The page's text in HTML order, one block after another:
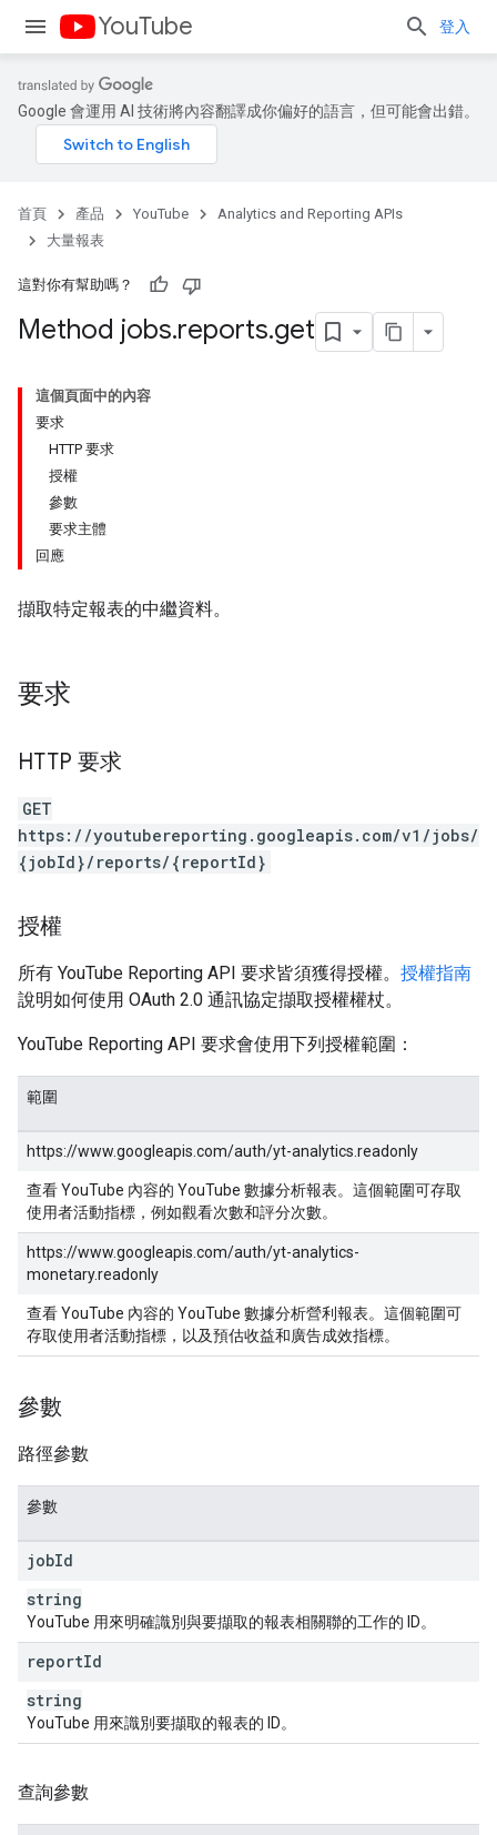
YouTube 登入
Google 會運用 AI 技術將內容翻譯成你偏好的語言，但可能會出錯。
首頁 產品 YouTube
Analytics and Reporting APIs
大量報表
這對你有幫助嗎？
Method jobs.reports.get
這個頁面中的內容
要求
HTTP 要求
授權
參數
要求主體
回應
擷取特定報表的中繼資料。
要求
HTTP 要求
GET
https://youtubereporting.googleapis.com/v1/jobs/
{jobId}/reports/{reportId}
授權
所有 YouTube Reporting API 要求皆須獲得授權。 授權指南
說明如何使用 OAuth 2.0 通訊協定擷取授權權杖。
YouTube Reporting API 要求會使用下列授權範圍：
範圍
https://www.googleapis.com/auth/yt-analytics.readonly
查看 YouTube 內容的 YouTube 數據分析報表。這個範圍可存取
使用者活動指標，例如觀看次數和評分次數。
https://www.googleapis.com/auth/yt-analytics-
monetary.readonly
查看 YouTube 內容的 YouTube 數據分析營利報表。這個範圍可
存取使用者活動指標，以及預估收益和廣告成效指標。
參數
路徑參數
參數
jobId
string
YouTube 用來明確識別與要擷取的報表相關聯的工作的 ID。
reportId
string
YouTube 用來識別要擷取的報表的 ID。
查詢參數